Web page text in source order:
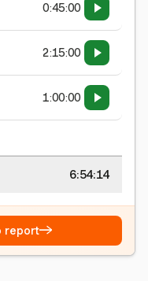
0:45:00
2:15:00
1:00:00
6:54:15
report→